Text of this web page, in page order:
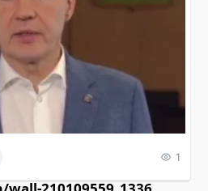
1